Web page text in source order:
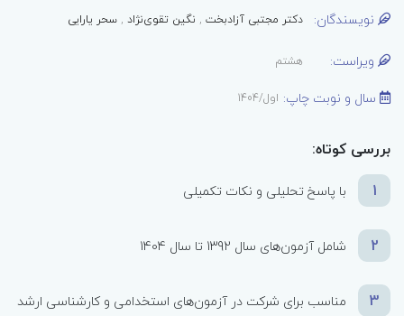
نویسندگان: دکتر مجتبی آزادبخت , نگین تقوی‌نژاد ,سحر یارایی
ویراست: هشتم
سال و نوبت چاپ: اول/1404
بررسی کوتاه:
1
با پاسخ تحلیلی و نکات تکمیلی
2 شامل آزمون‌های سال 1392 تا سال 1404
3 مناسب برای شرکت در آزمون‌های استخدامی و کارشناسی ارشد